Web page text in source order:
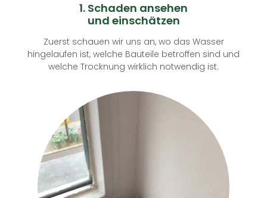
1. Schaden ansehen
und einschätzen
Zuerst schauen wir uns an, wo das Wasser
hingelaufen ist, welche Bauteile betroffen sind und
welche Trocknung wirklich notwendig ist.